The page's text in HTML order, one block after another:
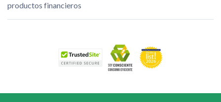
productos financieros